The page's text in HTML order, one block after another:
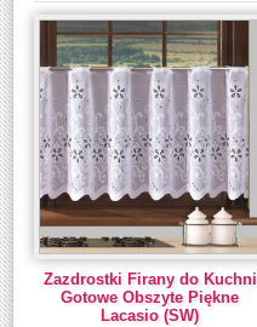
Zazdrostki Firany do Kuchni
Gotowe Obszyte Piękne
Lacasio (SW)